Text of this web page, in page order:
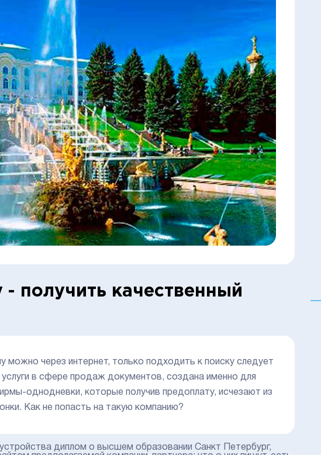
получить качественный
через интернет, только подходить к поиску следует
в сфере продаж документов, создана именно для
однодневки, которые получив предоплату, исчезают из
Как не попасть на такую компанию?
диплом о высшем образовании Санкт Петербург,